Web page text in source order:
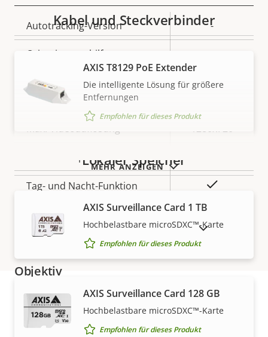
Eigentumsbeschreibung Eigentumswert
Autotracking-Version -
Orientierungshilfe
Video
Eigentumsbeschreibung Eigentumswert
Max. Videoauflösung 1280x720
Max. Bilder pro Sekunde
Tag- und Nacht-Funktion
Elektronische
Bildstabilisierung
–
Objektiv
Eigentumsbeschreibung Eigentumswert
Brennweite
2.2 - 11.0
MEHR ANZEIGEN
Kabel und Steckverbinder
AXIS T8129 PoE Extender
Die intelligente Lösung für größere
Entfernungen
Empfohlen für dieses Produkt
Lokaler Speicher
AXIS Surveillance Card 1 TB
Hochbelastbare microSDXC™-Karte
Empfohlen für dieses Produkt
AXIS Surveillance Card 128 GB
Hochbelastbare microSDXC™-Karte
Empfohlen für dieses Produkt
AUSLAUFPRODUKTE ANZEIGEN
Gewährleistung